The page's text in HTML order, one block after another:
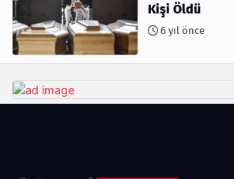
Kişi Öldü
6 yıl önce